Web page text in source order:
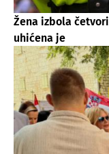
Žena izbola
uhićena je